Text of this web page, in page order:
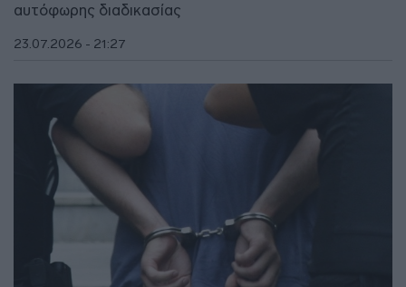
αυτόφωρης διαδικασίας
23.07.2026 - 21:27